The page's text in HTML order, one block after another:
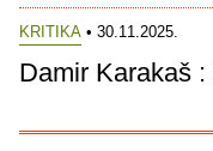
KRITIKA • 30.11.2025.
Damir Karakaš